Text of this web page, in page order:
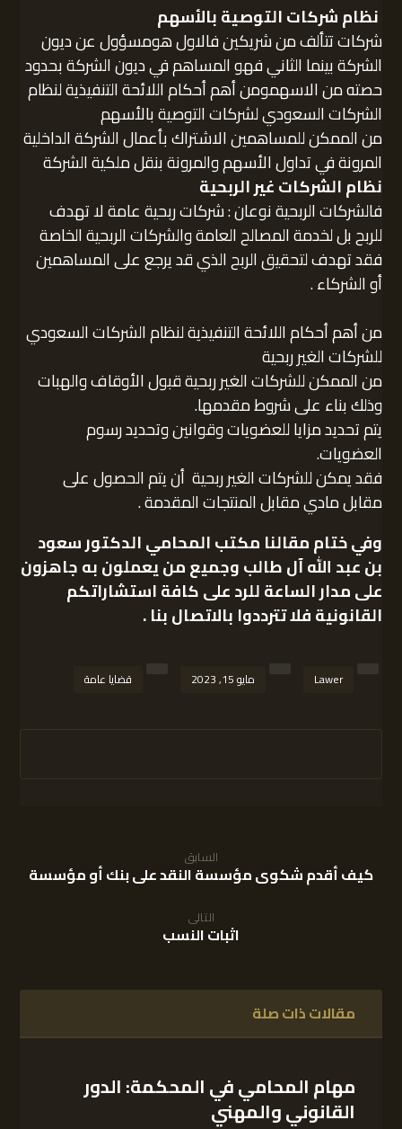
نظام شركات التوصية بالأسهم
شركات تتألف من شريكين فالاول هومسؤول عن ديون
الشركة بينما الثاني فهو المساهم في ديون الشركة بحدود
حصته من الاسهمومن أهم أحكام اللائحة التنفيذية لنظام
الشركات السعودي لشركات التوصية بالأسهم
من الممكن للمساهمين الاشتراك بأعمال الشركة الداخلية
المرونة في تداول الأسهم والمرونة بنقل ملكية الشركة
نظام الشركات غير الربحية
فالشركات الربحية نوعان : شركات ربحية عامة لا تهدف
للربح بل لخدمة المصالح العامة والشركات الربحية الخاصة
فقد تهدف لتحقيق الربح الذي قد يرجع على المساهمين
أو الشركاء .
من أهم أحكام اللائحة التنفيذية لنظام الشركات السعودي
للشركات الغير ربحية
من الممكن للشركات الغير ربحية قبول الأوقاف والهبات
وذلك بناء على شروط مقدمها.
يتم تحديد مزايا للعضويات وقوانين وتحديد رسوم
العضويات.
فقد يمكن للشركات الغير ربحية أن يتم الحصول على
مقابل مادي مقابل المنتجات المقدمة .
وفي ختام مقالنا مكتب المحامي الدكتور سعود
بن عبد الله آل طالبوجميع من يعملون به جاهزون
على مدار الساعة للرد على كافة استشاراتكم
القانونية فلا تترددوا بالاتصال بنا .
Lawer مايو 15, 2023 قضايا عامة
السابق
كيف أقدم شكوى مؤسسة النقد على بنك أو مؤسسة
التالى
اثبات النسب
مقالات ذات صلة
مهام المحامي في المحكمة: الدور
القانوني والمهني